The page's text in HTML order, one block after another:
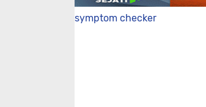
symptom checker